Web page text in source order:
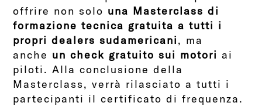
offrire non solo una Masterclass di
formazione tecnica gratuita a tutti i
propri dealers sudamericani, ma
anche un check gratuito sui motori ai
piloti. Alla conclusione della
Masterclass, verrà rilasciato a tutti i
partecipanti il certificato di frequenza.